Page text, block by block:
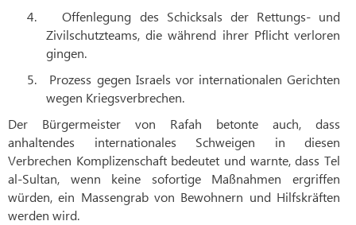
4.
Offenlegung des Schicksals der Rettungs- und
Zivilschutzteams, die während ihrer Pflicht verloren
gingen.
5.
Prozess gegen Israels vor internationalen Gerichten
wegen Kriegsverbrechen.
Der Bürgermeister von Rafah betonte auch, dass
anhaltendes internationales Schweigen in diesen
Verbrechen Komplizenschaft bedeutet und warnte, dass Tel
al-Sultan, wenn keine sofortige Maßnahmen ergriffen
würden, ein Massengrab von Bewohnern und Hilfskräften
werden wird.